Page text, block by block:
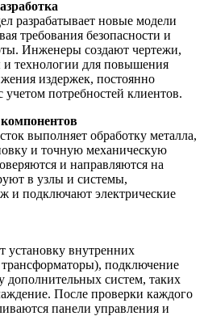
разрабатывает новые модели
требования безопасности и
Инженеры создают чертежи,
технологии для повышения
издержек, постоянно
потребностей клиентов.
выполняет обработку металла,
и точную механическую
и направляются на
в узлы и системы,
и подключают электрические
установку внутренних
подключение
дополнительных систем, таких
После проверки каждого
панели управления и